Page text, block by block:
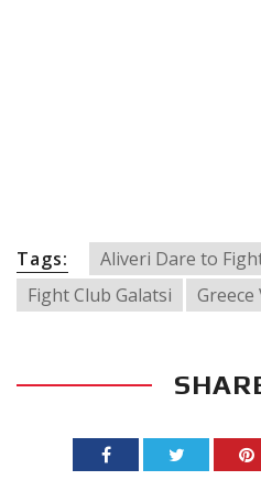
Tags: Aliveri Dare to
Fight Club Galatsi
Greece